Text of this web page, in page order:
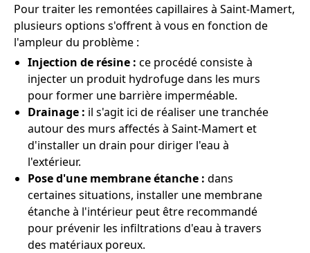
Pour traiter les remontées capillaires à Saint-Mamert,
plusieurs options s'offrent à vous en fonction de
l'ampleur du problème :
Injection de résine : ce procédé consiste à
injecter un produit hydrofuge dans les murs
pour former une barrière imperméable.
Drainage : il s'agit ici de réaliser une tranchée
autour des murs affectés à Saint-Mamert et
d'installer un drain pour diriger l'eau à
l'extérieur.
Pose d'une membrane étanche : dans
certaines situations, installer une membrane
étanche à l'intérieur peut être recommandé
pour prévenir les infiltrations d'eau à travers
des matériaux poreux.